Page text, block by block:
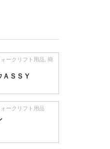
ォークリフト用品 簡
ＡＳＳＹ
ォークリフト用品